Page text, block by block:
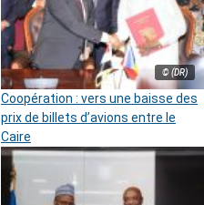
© (DR)
Coopération : vers une baisse des
prix de billets d’avions entre le
Caire